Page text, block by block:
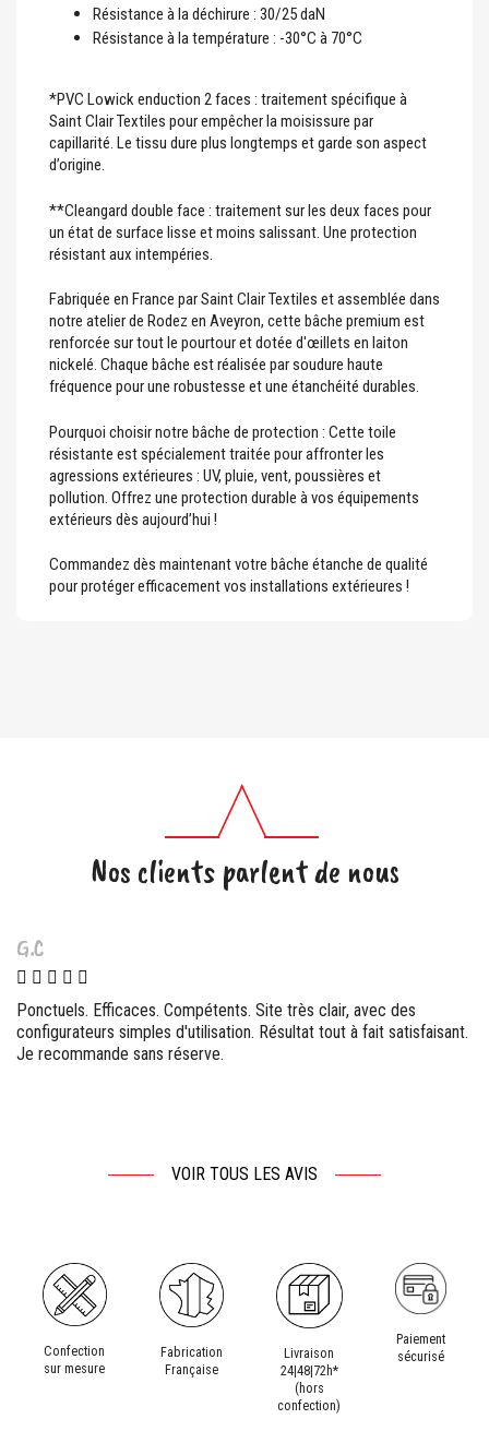
Résistance à la déchirure : 30/25 daN
Résistance à la température : -30°C à 70°C
*PVC Lowick enduction 2 faces : traitement spécifique à
Saint Clair Textiles pour empêcher la moisissure par
capillarité. Le tissu dure plus longtemps et garde son aspect
d’origine.
**Cleangard double face : traitement sur les deux faces pour
un état de surface lisse et moins salissant. Une protection
résistant aux intempéries.
Fabriquée en France par Saint Clair Textiles et assemblée dans
notre atelier de Rodez en Aveyron, cette bâche premium est
renforcée sur tout le pourtour et dotée d'œillets en laiton
nickelé. Chaque bâche est réalisée par soudure haute
fréquence pour une robustesse et une étanchéité durables.
Pourquoi choisir notre bâche de protection : Cette toile
résistante est spécialement traitée pour affronter les
agressions extérieures : UV, pluie, vent, poussières et
pollution. Offrez une protection durable à vos équipements
extérieurs dès aujourd’hui !
Commandez dès maintenant votre bâche étanche de qualité
pour protéger efficacement vos installations extérieures !
Nos clients parlent de nous
Efficaces. Compétents. Site très clair, avec des
simples d'utilisation. Résultat tout à fait satisfaisant.
sans réserve.
française.
VOIR TOUS LES AVIS
Confection
sur mesure
Fabrication
Française
Livraison
24|48|72h*
(hors
confection)
Paiement
sécurisé